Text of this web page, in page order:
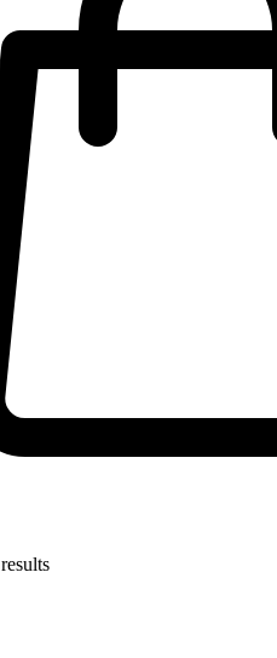
results